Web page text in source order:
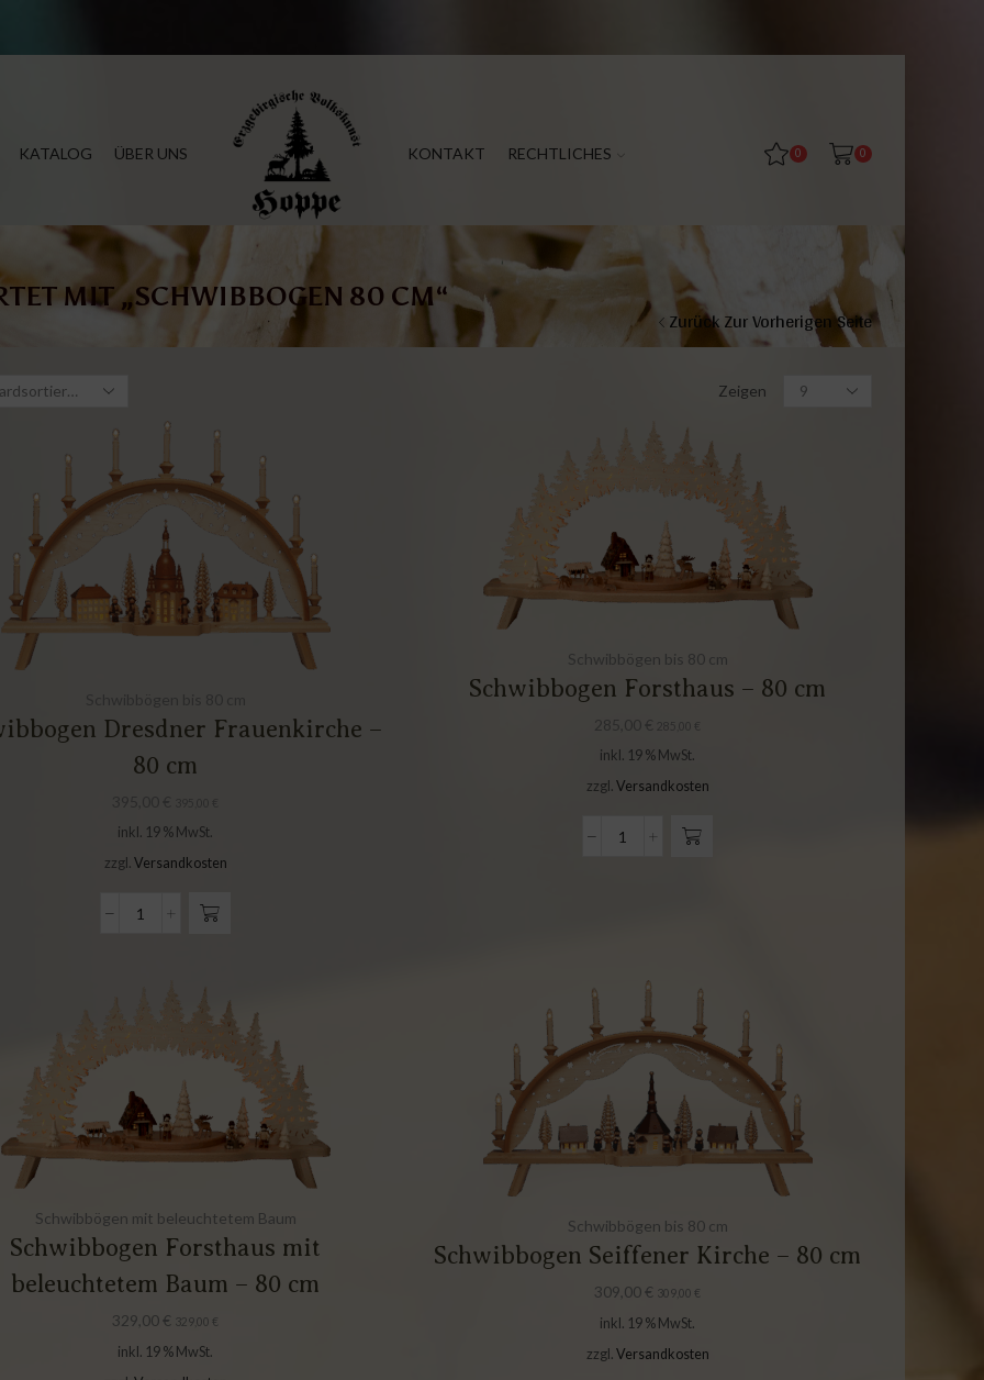
KATALOG ÜBER UNS KONTAKT RECHTLICHES 0 0
MIT „SCHWIBBOGEN 80 CM“
Zurück Zur Vorherigen Seite
Zeigen
Dresdner Frauenkirche –
80 cm
inkl. 19 % MwSt.
zzgl. Versandkosten
Schwibbögen bis 80 cm
Schwibbogen Forsthaus – 80 cm
285,00 € 285,00 €
inkl. 19 % MwSt.
zzgl. Versandkosten
Schwibbögen mit beleuchtetem Baum
Schwibbogen Forsthaus mit
beleuchtetem Baum – 80 cm
329,00 € 329,00 €
inkl. 19 % MwSt.
Schwibbögen bis 80 cm
Schwibbogen Seiffener Kirche – 80 cm
309,00 € 309,00 €
inkl. 19 % MwSt.
zzgl. Versandkosten